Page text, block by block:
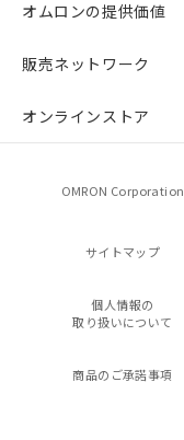
オムロンの提供価値
販売ネットワーク
オンラインストア
OMRON Corporation
サイトマップ
個人情報の
取り扱いについて
商品のご承諾事項